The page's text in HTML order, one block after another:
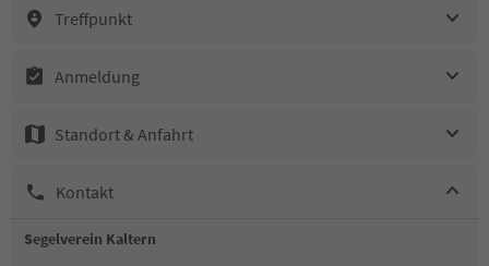
Treffpunkt
Anmeldung
Standort & Anfahrt
Kontakt
Segelverein Kaltern